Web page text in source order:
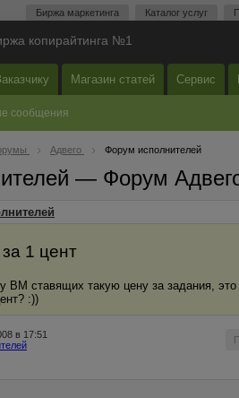
Биржа маркетинга Каталог услуг
копирайтинга №1
Магазин статей Сервис
сообщения
Адвего Форум исполнителей
— Форум
1 цент
ВМ ставящих такую цену за задания,
:))
в 17:51